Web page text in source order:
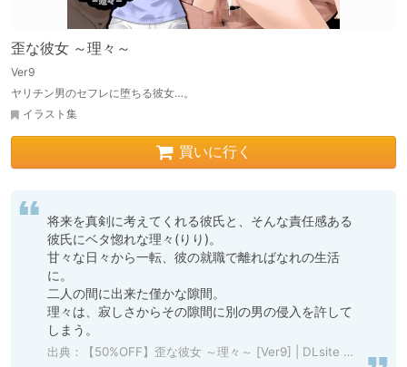
歪な彼女 ～理々～
Ver9
ヤリチン男のセフレに堕ちる彼女…。
イラスト集
買いに行く
将来を真剣に考えてくれる彼氏と、そんな責任感ある
彼氏にベタ惚れな理々(りり)。
甘々な日々から一転、彼の就職で離ればなれの生活
に。
二人の間に出来た僅かな隙間。
理々は、寂しさからその隙間に別の男の侵入を許して
しまう。
出典： 【50%OFF】歪な彼女 ～理々～ [Ver9] | DLsite 同人 - R18